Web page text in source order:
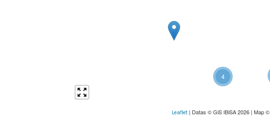
4
Leaflet| Datas © GiS IBiSA 2026 | Map ©